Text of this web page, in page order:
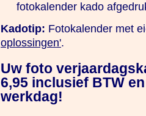
fotokalender kado
Kadotip: Fotokalender met
oplossingen'.
Uw foto
6,95 inclusief BTW
werkdag!